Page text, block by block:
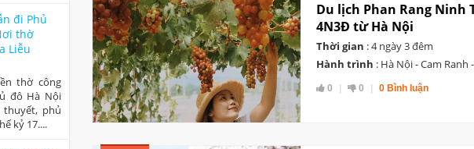
đi Phủ
thờ
Liễu
thờ công
đô Hà Nội
phủ
kỷ 17....
Du lịch Phan Rang Ninh
4N3Đ từ Hà Nội
Thời gian : 4 ngày 3 đêm
Hành trình : Hà Nội - Cam Ranh
0 0 0 Bình luận